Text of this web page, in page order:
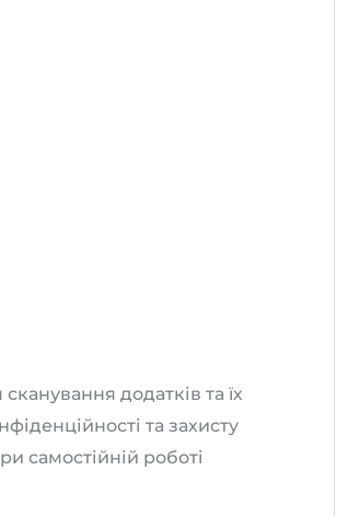
додатків та їх
та захисту
самостійній роботі